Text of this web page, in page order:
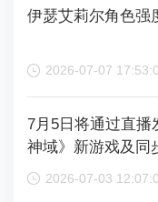
伊瑟艾莉尔角色强
2026-07-07
7月5日将通过直播
神域》新游戏及同
画内容，整场直播
2026-07-03